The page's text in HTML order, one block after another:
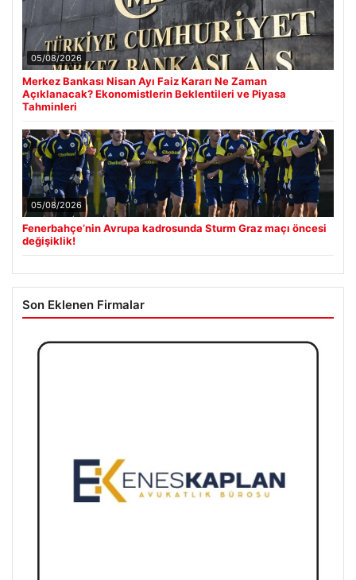
05/08/2026
Merkez Bankası Nisan Ayı Faiz Kararı Ne Zaman
Açıklanacak? Ekonomistlerin Beklentileri ve Piyasa
Tahminleri
05/08/2026
Fenerbahçe’nin Avrupa kadrosunda Sturm Graz maçı öncesi
değişiklik!
Son Eklenen Firmalar